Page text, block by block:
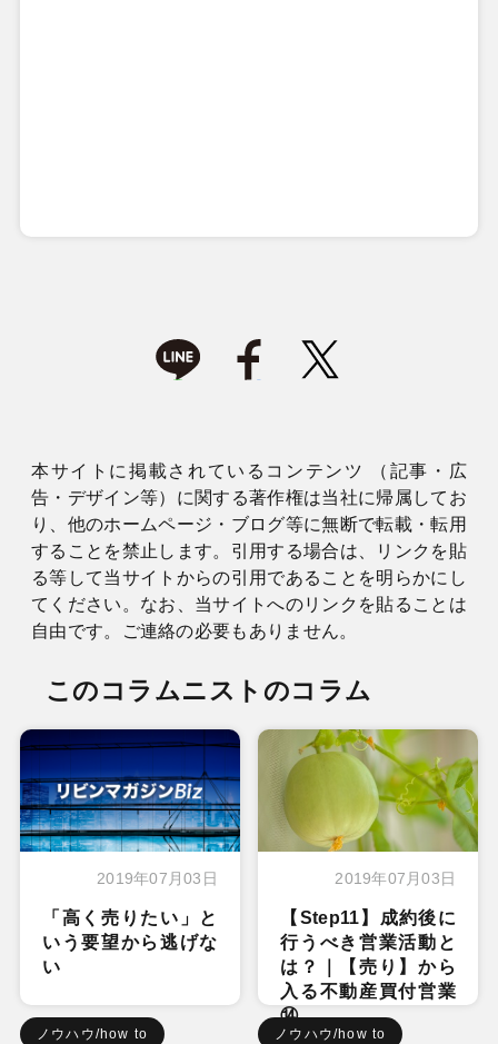
本サイトに掲載されているコンテンツ （記事・広
告・デザイン等）に関する著作権は当社に帰属してお
り、他のホームページ・ブログ等に無断で転載・転用
することを禁止します。引用する場合は、リンクを貼
る等して当サイトからの引用であることを明らかにし
てください。なお、当サイトへのリンクを貼ることは
自由です。ご連絡の必要もありません。
このコラムニストのコラム
2019年07月03日
「高く売りたい」と
いう要望から逃げな
い
ノウハウ/how to
2019年07月03日
【Step11】成約後に
行うべき営業活動と
は？｜【売り】から
入る不動産買付営業
⑭
ノウハウ/how to